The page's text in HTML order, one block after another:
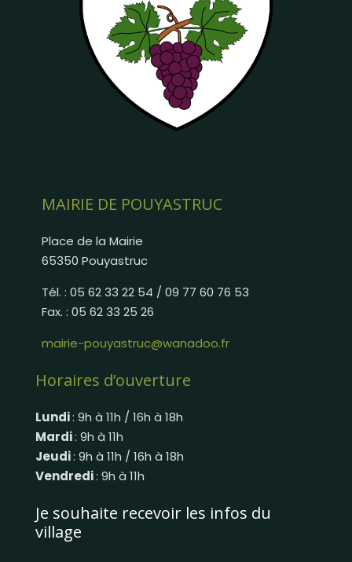
MAIRIE DE POUYASTRUC
Place de la Mairie
65350 Pouyastruc
Tél. : 05 62 33 22 54 / 09 77 60 76 53
Fax. : 05 62 33 25 26
mairie-pouyastruc@wanadoo.fr
Horaires d’ouverture
Lundi: 9h à 11h / 16h à 18h
Mardi: 9h à 11h
Jeudi: 9h à 11h / 16h à 18h
Vendredi: 9h à 11h
Je souhaite recevoir les infos du
village